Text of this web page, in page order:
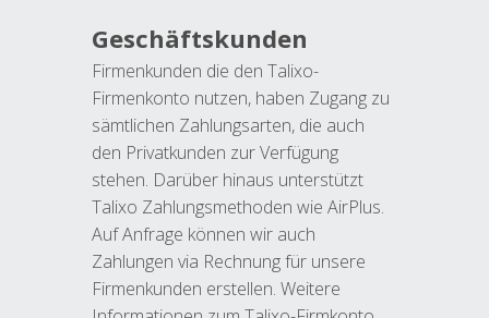
Geschäftskunden
Firmenkunden die den Talixo-
Firmenkonto nutzen, haben Zugang zu
sämtlichen Zahlungsarten, die auch
den Privatkunden zur Verfügung
stehen. Darüber hinaus unterstützt
Talixo Zahlungsmethoden wie AirPlus.
Auf Anfrage können wir auch
Zahlungen via Rechnung für unsere
Firmenkunden erstellen. Weitere